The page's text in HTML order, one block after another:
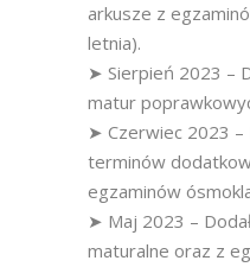
arkusze z
letnia).
➤ Sierpień 2023 –
matur
➤ Czerwiec 2023 –
terminów
egzaminów
➤ Maj 2023 –
maturalne oraz z